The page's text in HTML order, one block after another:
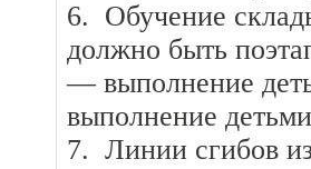
6. Обучение
должно быть
— выполнение
выполнение
7. Линии сгибов